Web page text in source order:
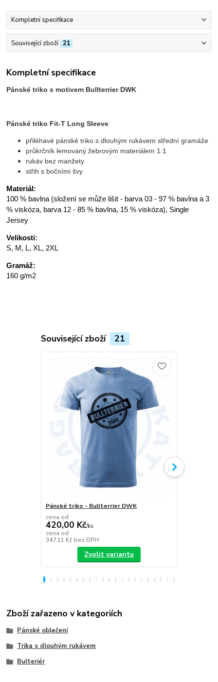
Kompletní specifikace
Související zboží 21
Kompletní specifikace
Pánské triko s motivem Bullterrier DWK
Pánské triko Fit-T Long Sleeve
přiléhavé pánské triko s dlouhým rukávem střední gramáže
průkrčník lemovaný žebrovým materiálem 1:1
rukáv bez manžety
střih s bočními švy
Materiál:
100 % bavlna (složení se může lišit - barva 03 - 97 % bavlna a 3
% viskóza, barva 12 - 85 % bavlna, 15 % viskóza), Single
Jersey
Velikosti:
S, M, L, XL, 2XL
Gramáž:
160 g/m2
Související zboží 21
Pánské triko - Bullterrier DWK
cena od
420,00 Kč/ks
cena od
347,11 Kč bez DPH
Zvolit variantu
Zboží zařazeno v kategoriích
Pánské oblečení
Trika s dlouhým rukávem
Bulteriér